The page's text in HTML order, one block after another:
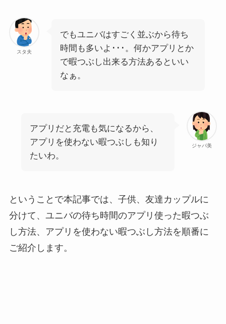
スタ夫
でもユニバはすごく並ぶから待ち
時間も多いよ･･･。何かアプリとか
で暇つぶし出来る方法あるといい
なぁ。
ジャパ美
アプリだと充電も気になるから、
アプリを使わない暇つぶしも知り
たいわ。
ということで本記事では、子供、友達カップルに
分けて、ユニバの待ち時間のアプリ使った暇つぶ
し方法、アプリを使わない暇つぶし方法を順番に
ご紹介します。